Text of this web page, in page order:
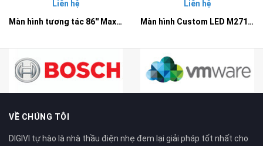
Liên hệ
Màn hình tương tác 86'' Maxhub E8630 - Dòng E serial chuyên cho giáo dục
Liên hệ
Màn hình Custom LED M2712 Maxhub
VỀ CHÚNG TÔI
DIGIVI tự hào là nhà thầu điện nhẹ đem lại giải pháp tốt nhất cho